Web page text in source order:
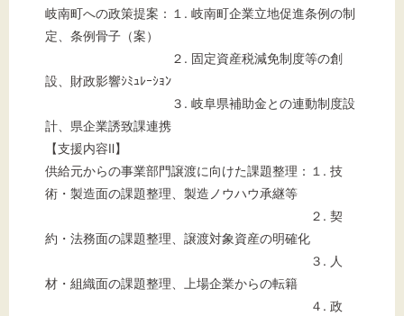
岐南町への政策提案：１. 岐南町企業立地促進条例の制
定、条例骨子（案）
２. 固定資産税減免制度等の創
設、財政影響ｼﾐｭﾚｰｼｮﾝ
３. 岐阜県補助金との連動制度設
計、県企業誘致課連携
【支援内容Ⅱ】
供給元からの事業部門譲渡に向けた課題整理：１. 技
術・製造面の課題整理、製造ノウハウ承継等
２. 契
約・法務面の課題整理、譲渡対象資産の明確化
３. 人
材・組織面の課題整理、上場企業からの転籍
４. 政